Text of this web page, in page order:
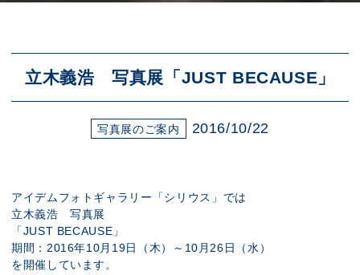
立木義浩 写真展「JUST BECAUSE」
写真展のご案内 2016/10/22
アイデムフォトギャラリー「シリウス」では
立木義浩 写真展
「JUST BECAUSE」
期間：2016年10月19日（木）～10月26日（水）
を開催しています。
アクセス